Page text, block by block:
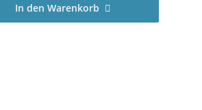
In den Warenkorb